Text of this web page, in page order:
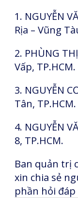
1. NGUYỄN
Rịa – Vũng
2. PHÙNG
Vấp, TP.HCM.
3. NGUYỄN
Tân, TP.HCM.
4. NGUYỄN
8, TP.HCM.
Ban quản trị
xin chia sẻ
phần hỏi